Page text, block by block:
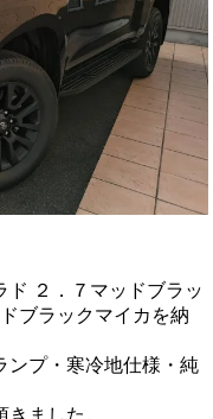
ド ２．７マッドブラッ
ブラックマイカを納
ンプ・寒冷地仕様・純
ました。